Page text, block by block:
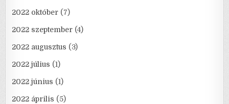
2022 október (7)
2022 szeptember (4)
2022 augusztus (3)
2022 július (1)
2022 június (1)
2022 április (5)